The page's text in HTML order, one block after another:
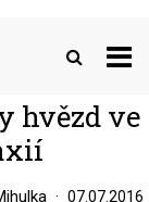
hvězd ve
07.07.2016